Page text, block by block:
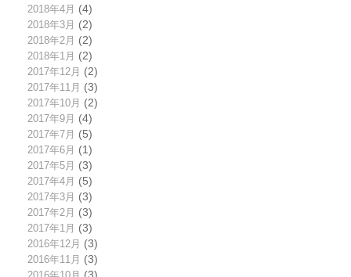
2018年4月 (4)
2018年3月 (2)
2018年2月 (2)
2018年1月 (2)
2017年12月 (2)
2017年11月 (3)
2017年10月 (2)
2017年9月 (4)
2017年7月 (5)
2017年6月 (1)
2017年5月 (3)
2017年4月 (5)
2017年3月 (3)
2017年2月 (3)
2017年1月 (3)
2016年12月 (3)
2016年11月 (3)